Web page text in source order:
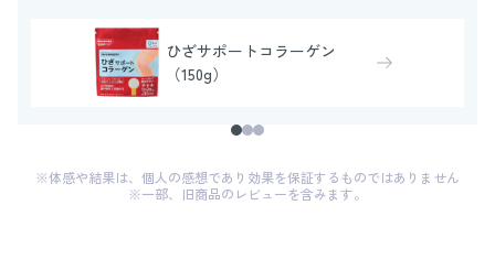
ひざサポートコラーゲン
（150g）
※体感や結果は、個人の感想であり効果を保証するものではありません
※一部、旧商品のレビューを含みます。